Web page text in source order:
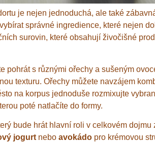
je nejen jednoduchá, ale také
správné ingredience, které nejen
surovin, které obsahují živočišné
pohrát s různými ořechy a sušeným
texturu. Ořechy můžete navzájem
na korpus jednoduše rozmixujte
poté natlačíte do formy.
bude hrát hlavní roli v celkovém dojmu
jogurt nebo avokádo pro krémovou